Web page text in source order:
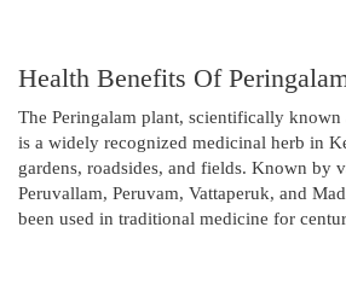
Health Benefits Of
The Peringalam plant, scientifically known
is a widely recognized medicinal herb in
gardens, roadsides, and fields. Known by
Peruvallam, Peruvam, Vattaperuk, and
been used in traditional medicine for